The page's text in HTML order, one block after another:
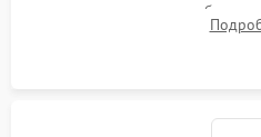
внутренних резьбовых
уплотнительных колец.